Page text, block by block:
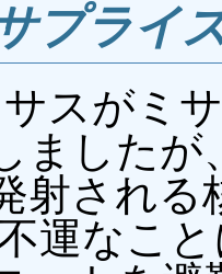
プライ
スがミ
ましたが
射される
運なこ